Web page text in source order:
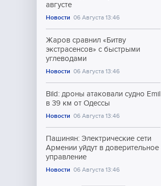
августе
Новости 06 Августа 13:46
Жаров сравнил «Битву
экстрасенсов» с быстрыми
углеводами
Новости 06 Августа 13:46
Bild: дроны атаковали судно Emil
в 39 км от Одессы
Новости 06 Августа 13:46
Пашинян: Электрические сети
Армении уйдут в доверительное
управление
Новости 06 Августа 13:46